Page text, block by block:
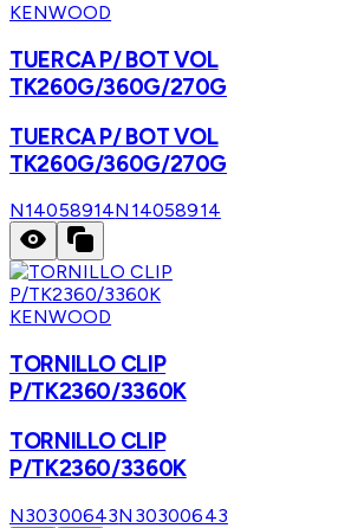
KENWOOD
TUERCA P/ BOT VOL
TK260G/360G/270G
TUERCA P/ BOT VOL
TK260G/360G/270G
N14058914N14058914
KENWOOD
TORNILLO CLIP
P/TK2360/3360K
TORNILLO CLIP
P/TK2360/3360K
N30300643N30300643